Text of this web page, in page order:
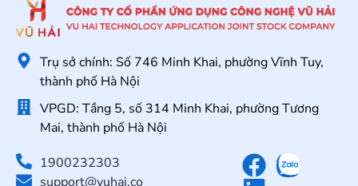
Trụ sở chính: Số 746 Minh Khai, phường Vĩnh Tuy,
thành phố Hà Nội
VPGD: Tầng 5, số 314 Minh Khai, phường Tương
Mai, thành phố Hà Nội
1900232303
support@vuhai.co